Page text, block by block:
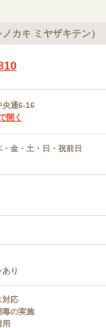
キ ミヤザキテン）
央通6-16
開く
・金・土・日・祝前日
り
対応
毒の実施